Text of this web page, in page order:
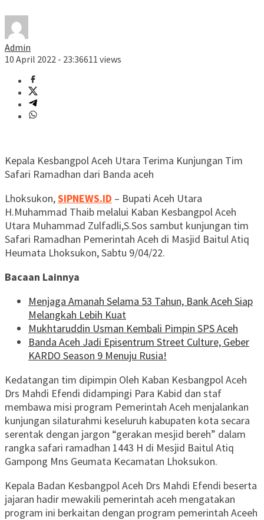
Admin
10 April 2022 - 23:36611 views
Kepala Kesbangpol Aceh Utara Terima Kunjungan Tim
Safari Ramadhan dari Banda aceh
Lhoksukon,SIPNEWS.ID – Bupati Aceh Utara
H.Muhammad Thaib melalui Kaban Kesbangpol Aceh
Utara Muhammad Zulfadli,S.Sos sambut kunjungan tim
Safari Ramadhan Pemerintah Aceh di Masjid Baitul Atiq
Heumata Lhoksukon, Sabtu 9/04/22.
Bacaan Lainnya
Menjaga Amanah Selama 53 Tahun, Bank Aceh Siap
Melangkah Lebih Kuat
Mukhtaruddin Usman Kembali Pimpin SPS Aceh
Banda Aceh Jadi Episentrum Street Culture, Geber
KARDO Season 9 Menuju Rusia!
Kedatangan tim dipimpin Oleh Kaban Kesbangpol Aceh
Drs Mahdi Efendi didampingi Para Kabid dan staf
membawa misi program Pemerintah Aceh menjalankan
kunjungan silaturahmi keseluruh kabupaten kota secara
serentak dengan jargon “gerakan mesjid bereh” dalam
rangka safari ramadhan 1443 H di Mesjid Baitul Atiq
Gampong Mns Geumata Kecamatan Lhoksukon.
Kepala Badan Kesbangpol Aceh Drs Mahdi Efendi beserta
jajaran hadir mewakili pemerintah aceh mengatakan
program ini berkaitan dengan program pemerintah Aceeh